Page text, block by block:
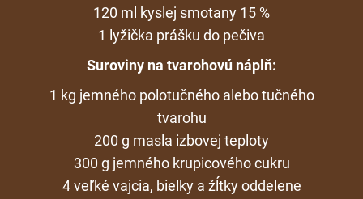
120 ml kyslej smotany 15 %
1 lyžička prášku do pečiva
Suroviny na tvarohovú náplň:
1 kg jemného polotučného alebo tučného
tvarohu
200 g masla izbovej teploty
300 g jemného krupicového cukru
4 veľké vajcia, bielky a žĺtky oddelene